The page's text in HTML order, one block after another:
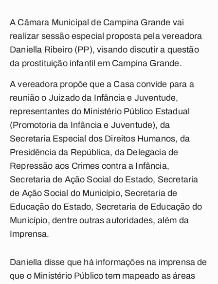
A Câmara Municipal de Campina Grande vai
realizar sessão especial proposta pela vereadora
Daniella Ribeiro (PP), visando discutir a questão
da prostituição infantil em Campina Grande.
A vereadora propõe que a Casa convide para a
reunião o Juizado da Infância e Juventude,
representantes do Ministério Público Estadual
(Promotoria da Infância e Juventude), da
Secretaria Especial dos Direitos Humanos, da
Presidência da República, da Delegacia de
Repressão aos Crimes contra a Infância,
Secretaria de Ação Social do Estado, Secretaria
de Ação Social do Município, Secretaria de
Educação do Estado, Secretaria de Educação do
Município, dentre outras autoridades, além da
Imprensa.
Daniella disse que há informações na imprensa de
que o Ministério Público tem mapeado as áreas